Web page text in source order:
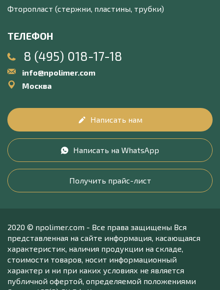
Фторопласт (стержни, пластины, трубки)
ТЕЛЕФОН
8 (495) 018-17-18
info@npolimer.com
Москва
Написать нам
Написать на WhatsApp
Получить прайс-лист
2020 © npolimer.com - Все права защищены Вся
представленная на сайте информация, касающаяся
характеристик, наличия продукции на складе,
стоимости товаров, носит информационный
характер и ни при каких условиях не является
публичной офертой, определяемой положениями